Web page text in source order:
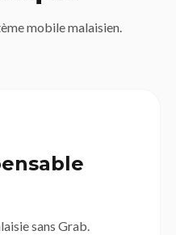
mobile malaisien.
sans Grab.